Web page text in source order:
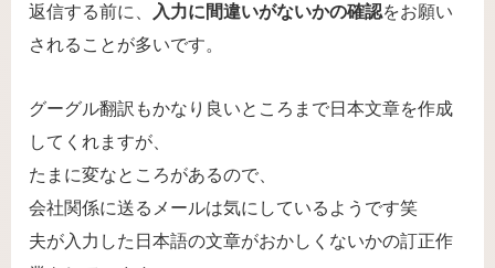
返信する前に、
入力に間違いがないかの確認をお願い
されることが多いです。
グーグル翻訳もかなり良いところまで日本文章を作成
してくれますが、
たまに変なところがあるので、
会社関係に送るメールは気にしているようです笑
夫が入力した日本語の文章がおかしくないかの訂正作